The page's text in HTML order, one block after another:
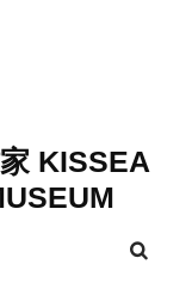
KISSEA